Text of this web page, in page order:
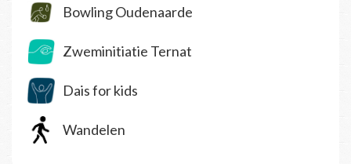
Bowling Oudenaarde
Zweminitiatie Ternat
Dais for kids
Wandelen